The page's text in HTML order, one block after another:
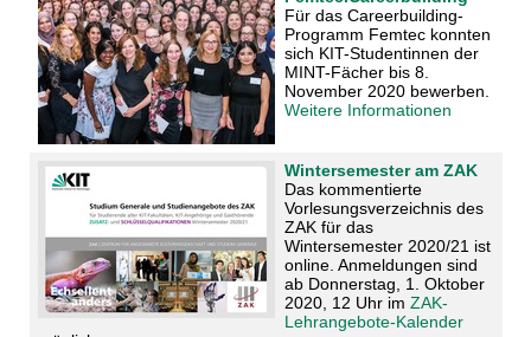
Für das Careerbuilding-
Programm Femtec konnten
sich KIT-Studentinnen der
MINT-Fächer bis 8.
November 2020 bewerben.
Weitere Informationen
Wintersemester am ZAK
Das kommentierte
Vorlesungsverzeichnis des
ZAK für das
Wintersemester 2020/21 ist
online. Anmeldungen sind
ab Donnerstag, 1. Oktober
2020, 12 Uhr imZAK-
Lehrangebote-Kalender